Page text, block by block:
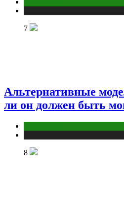
7
Альтернативные
ли он должен быть
8